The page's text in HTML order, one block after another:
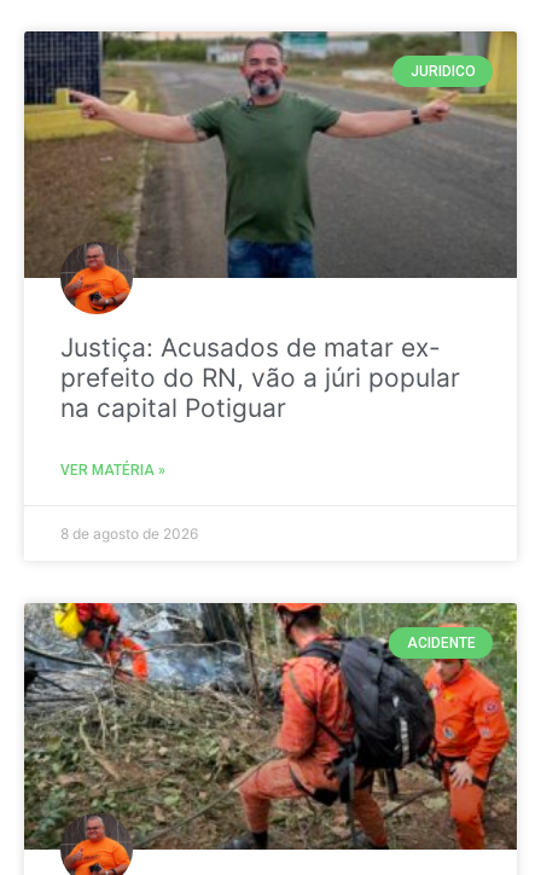
JURIDICO
Justiça: Acusados de matar ex-
prefeito do RN, vão a júri popular
na capital Potiguar
VER MATÉRIA »
8 de agosto de 2026
ACIDENTE